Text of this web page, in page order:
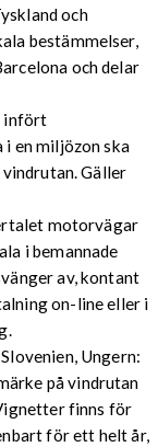
och
bestämmelser,
och delar
infört
en miljözon ska
Gäller
motorvägar
i bemannade
av, kontant
on-line eller i
Ungern:
på vindrutan
finns för
för ett helt år,